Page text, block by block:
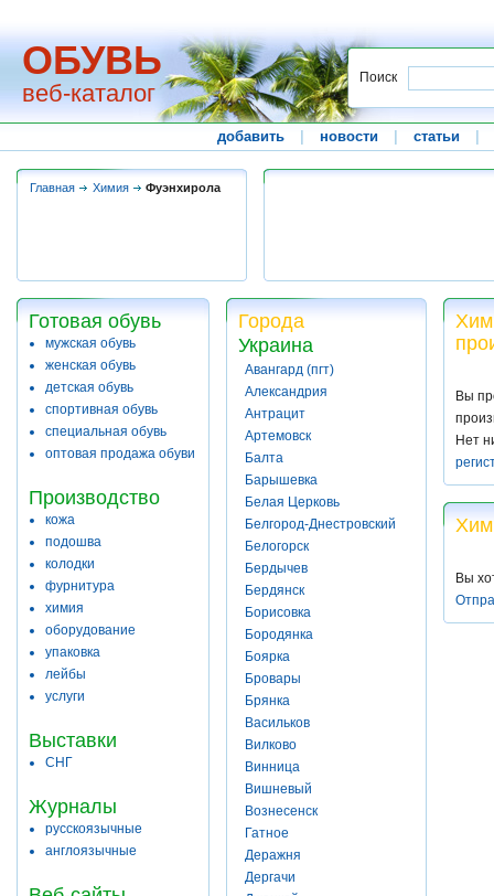
ОБУВЬ
веб-каталог
Поиск
добавить новости статьи
Главная Химия Фуэнхирола
Готовая обувь
мужская обувь
женская обувь
детская обувь
спортивная обувь
специальная обувь
оптовая продажа обуви
Производство
кожа
подошва
колодки
фурнитура
химия
оборудование
упаковка
лейбы
услуги
Выставки
СНГ
Журналы
русскоязычные
англоязычные
Города
Украина
Авангард (пгт)
Александрия
Антрацит
Артемовск
Балта
Барышевка
Белая Церковь
Белгород-Днестровский
Белогорск
Бердычев
Бердянск
Борисовка
Бородянка
Боярка
Бровары
Брянка
Васильков
Вилково
Винница
Вишневый
Вознесенск
Гатное
Деражня
Дергачи
Вы
Нет
Вы